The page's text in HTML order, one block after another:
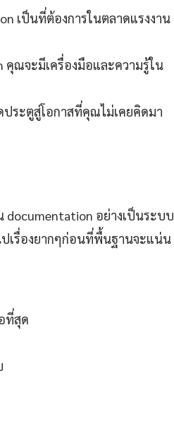
เป็นที่ต้องการในตลาดแรงงาน
คุณจะมีเครื่องมือและความรู้ใน
ประตูสู่โอกาสที่คุณไม่เคยคิดมา
documentation อย่างเป็นระบบ
เรื่องยากๆก่อนที่พื้นฐานจะแน่น
ที่สุด